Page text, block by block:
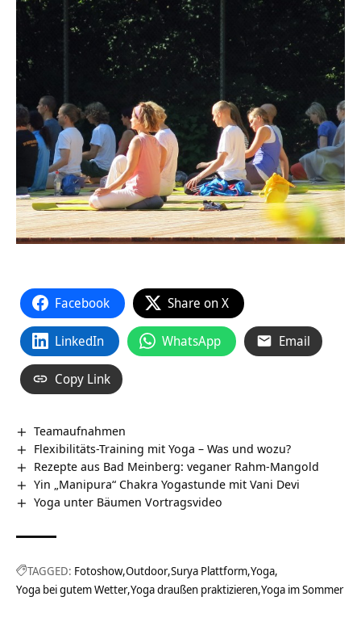
Facebook Share on X
LinkedIn WhatsApp Email
Copy Link
Teamaufnahmen
Flexibilitäts-Training mit Yoga – Was und wozu?
Rezepte aus Bad Meinberg: veganer Rahm-Mangold
Yin „Manipura“ Chakra Yogastunde mit Vani Devi
Yoga unter Bäumen Vortragsvideo
TAGGED: Fotoshow Outdoor Surya Plattform Yoga
Yoga bei gutem Wetter Yoga draußen praktizieren Yoga im Sommer